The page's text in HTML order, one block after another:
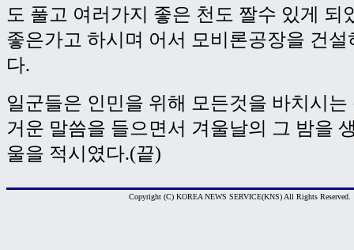
도 풀고 여러가지 좋은 천도 짤수 있게 되
좋은가고 하시며 어서 모비론공장을 건
다.
일군들은 인민을 위해 모든것을 바치시
거운 말씀을 들으면서 겨울날의 그 밤을
울을 적시였다.(끝)
Copyright (C) KOREA NEWS SERVICE(KNS) All Rights Reserved.